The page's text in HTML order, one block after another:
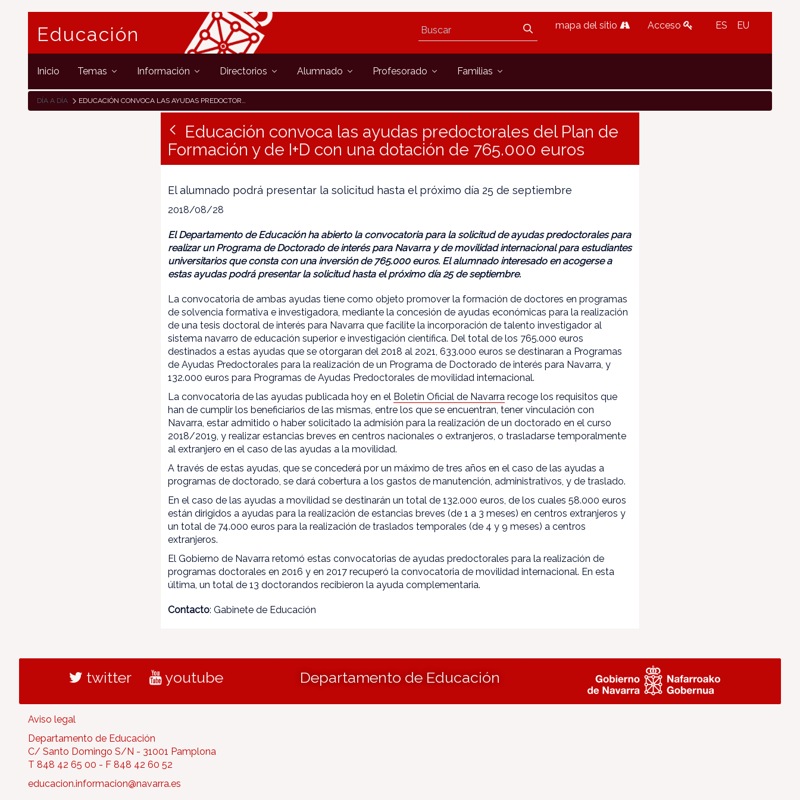
Educación mapa del sitio Acceso ES EU
Inicio Temas Información Directorios Alumnado Profesorado Familias
DÍA A DÍA EDUCACIÓN CONVOCA LAS AYUDAS PREDOCTORALES DEL PLAN DE FORMACIÓN Y DE I+D CON UNA DOTACIÓN DE 765.000 EUROS
Educación convoca las ayudas predoctorales del Plan de
Formación y de I+D con una dotación de 765.000 euros
El alumnado podrá presentar la solicitud hasta el próximo día 25 de septiembre
2018/08/28
El Departamento de Educación ha abierto la convocatoria para la solicitud de ayudas predoctorales para
realizar un Programa de Doctorado de interés para Navarra y de movilidad internacional para estudiantes
universitarios que consta con una inversión de 765.000 euros. El alumnado interesado en acogerse a
estas ayudas podrá presentar la solicitud hasta el próximo día 25 de septiembre.
La convocatoria de ambas ayudas tiene como objeto promover la formación de doctores en programas
de solvencia formativa e investigadora, mediante la concesión de ayudas económicas para la realización
de una tesis doctoral de interés para Navarra que facilite la incorporación de talento investigador al
sistema navarro de educación superior e investigación científica. Del total de los 765.000 euros
destinados a estas ayudas que se otorgaran del 2018 al 2021, 633.000 euros se destinaran a Programas
de Ayudas Predoctorales para la realización de un Programa de Doctorado de interés para Navarra, y
132.000 euros para Programas de Ayudas Predoctorales de movilidad internacional.
La convocatoria de las ayudas publicada hoy en el Boletín Oficial de Navarra recoge los requisitos que
han de cumplir los beneficiarios de las mismas, entre los que se encuentran, tener vinculación con
Navarra, estar admitido o haber solicitado la admisión para la realización de un doctorado en el curso
2018/2019, y realizar estancias breves en centros nacionales o extranjeros, o trasladarse temporalmente
al extranjero en el caso de las ayudas a la movilidad.
A través de estas ayudas, que se concederá por un máximo de tres años en el caso de las ayudas a
programas de doctorado, se dará cobertura a los gastos de manutención, administrativos, y de traslado.
En el caso de las ayudas a movilidad se destinarán un total de 132.000 euros, de los cuales 58.000 euros
están dirigidos a ayudas para la realización de estancias breves (de 1 a 3 meses) en centros extranjeros y
un total de 74.000 euros para la realización de traslados temporales (de 4 y 9 meses) a centros
extranjeros.
El Gobierno de Navarra retomó estas convocatorias de ayudas predoctorales para la realización de
programas doctorales en 2016 y en 2017 recuperó la convocatoria de movilidad internacional. En esta
última, un total de 13 doctorandos recibieron la ayuda complementaria.
Contacto: Gabinete de Educación
twitter youtube Departamento de Educación
Aviso legal
Departamento de Educación
C/ Santo Domingo S/N - 31001 Pamplona
T 848 42 65 00 - F 848 42 60 52
educacion.informacion@navarra.es